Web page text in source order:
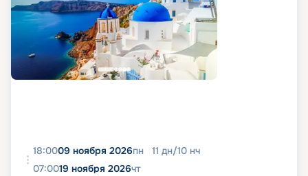
18:0009 ноября 2026пн 11 дн/10 нч
07:0019 ноября 2026чт